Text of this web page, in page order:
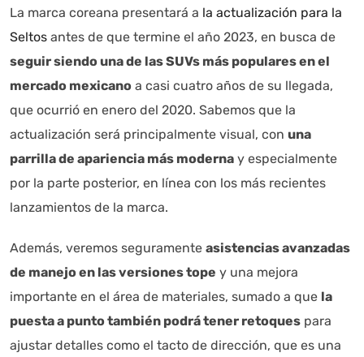
La marca coreana presentará a la actualización para la
Seltos antes de que termine el año 2023, en busca de
seguir siendo una de las SUVs más populares en el
mercado mexicano a casi cuatro años de su llegada,
que ocurrió en enero del 2020. Sabemos que la
actualización será principalmente visual, con una
parrilla de apariencia más moderna y especialmente
por la parte posterior, en línea con los más recientes
lanzamientos de la marca.
Además, veremos seguramente asistencias avanzadas
de manejo en las versiones tope y una mejora
importante en el área de materiales, sumado a que la
puesta a punto también podrá tener retoques para
ajustar detalles como el tacto de dirección, que es una